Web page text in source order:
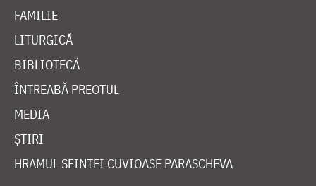
FAMILIE
LITURGICĂ
BIBLIOTECĂ
ÎNTREABĂ PREOTUL
MEDIA
ȘTIRI
HRAMUL SFINTEI CUVIOASE PARASCHEVA